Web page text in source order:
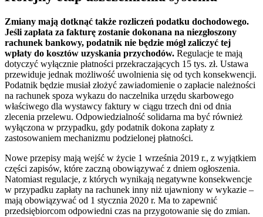
Zmiany mają dotknąć także rozliczeń podatku dochodowego.
Jeśli zapłata za fakturę zostanie dokonana na niezgłoszony
rachunek bankowy, podatnik nie będzie mógł zaliczyć tej
wpłaty do kosztów uzyskania przychodów. Regulacje te mają
dotyczyć wyłącznie płatności przekraczających 15 tys. zł. Ustawa
przewiduje jednak możliwość uwolnienia się od tych konsekwencji.
Podatnik będzie musiał złożyć zawiadomienie o zapłacie należności
na rachunek spoza wykazu do naczelnika urzędu skarbowego
właściwego dla wystawcy faktury w ciągu trzech dni od dnia
zlecenia przelewu. Odpowiedzialność solidarna ma być również
wyłączona w przypadku, gdy podatnik dokona zapłaty z
zastosowaniem mechanizmu podzielonej płatności.
Nowe przepisy mają wejść w życie 1 września 2019 r., z wyjątkiem
części zapisów, które zaczną obowiązywać z dniem ogłoszenia.
Natomiast regulacje, z których wynikają negatywne konsekwencje
w przypadku zapłaty na rachunek inny niż ujawniony w wykazie –
mają obowiązywać od 1 stycznia 2020 r. Ma to zapewnić
przedsiębiorcom odpowiedni czas na przygotowanie się do zmian.